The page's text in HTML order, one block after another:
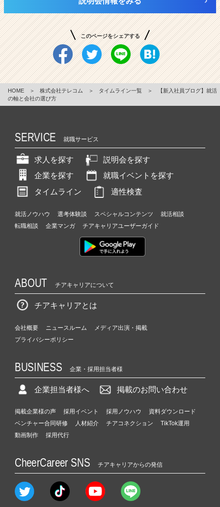
このページをシェアする
HOME ＞ 株式会社テレコム ＞ タイムライン一覧 ＞
【新入社員ブログ】就活
の軸と会社の選び方
SERVICE 就職サービス
求人を探す
説明会を探す
企業を探す
就職イベントを探す
タイムライン
適性検査
就活ノウハウ 選考体験談 スペシャルコンテンツ
就活相談
転職相談
企業マンガ チアキャリアユーザーガイド
ABOUT チアキャリアについて
チアキャリアとは
会社概要 ニュースルーム
メディア出演・掲載
プライバシーポリシー
BUSINESS 企業・採用担当者様
企業担当者様へ 掲載のお問い合わせ
掲載企業様の声 採用イベント 採用ノウハウ
資料ダウンロード
ベンチャー合同研修
人材紹介 チアコネクション
TikTok運用
動画制作
採用代行
CheerCareer SNS チアキャリアからの発信